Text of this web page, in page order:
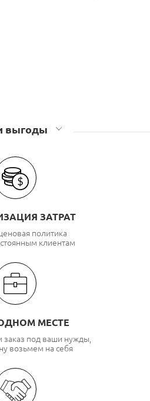
выгоды
ЗАТРАТ
политика
клиентам
МЕСТЕ
заказ под ваши нужды,
возьмем на себя